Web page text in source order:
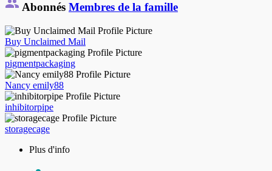
Abonnés Membres de la famille
Buy Unclaimed Mail
pigmentpackaging
Nancy emily88
inhibitorpipe
storagecage
Plus d'info